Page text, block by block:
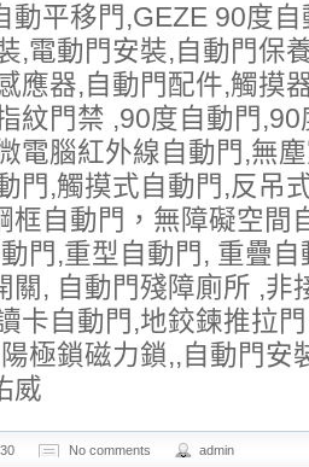
動平移門,GEZE 90度
,電動門安裝,自動門保
應器,自動門配件,觸摸
紋門禁 ,90度自動門
電腦紅外線自動門,無
門,觸摸式自動門,反吊
框自動門，無障礙空間
門,重型自動門, 重疊
關, 自動門殘障廁所 ,非
卡自動門,地鉸鍊推拉
極鎖磁力鎖,,自動門安
威
No comments admin